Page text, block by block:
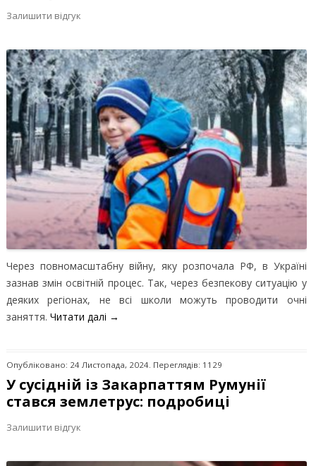
Залишити відгук
Через повномасштабну війну, яку розпочала РФ, в Україні
зазнав змін освітній процес. Так, через безпекову ситуацію у
деяких регіонах, не всі школи можуть проводити очні
заняття. Читати далі →
Опубліковано: 24 Листопада, 2024. Переглядів: 1129
У сусідній із Закарпаттям Румунії
стався землетрус: подробиці
Залишити відгук